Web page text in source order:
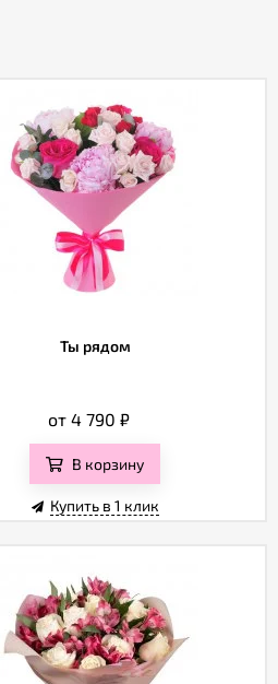
Ты рядом
от 4 790 ₽
В корзину
Купить в 1 клик